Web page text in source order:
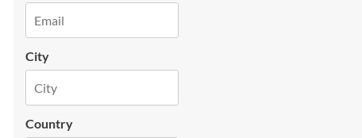
City
Country